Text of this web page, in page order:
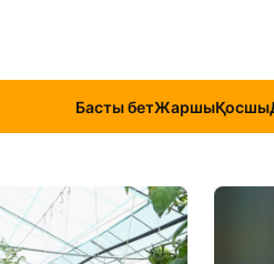
Басты бетЖаршыҚосшы